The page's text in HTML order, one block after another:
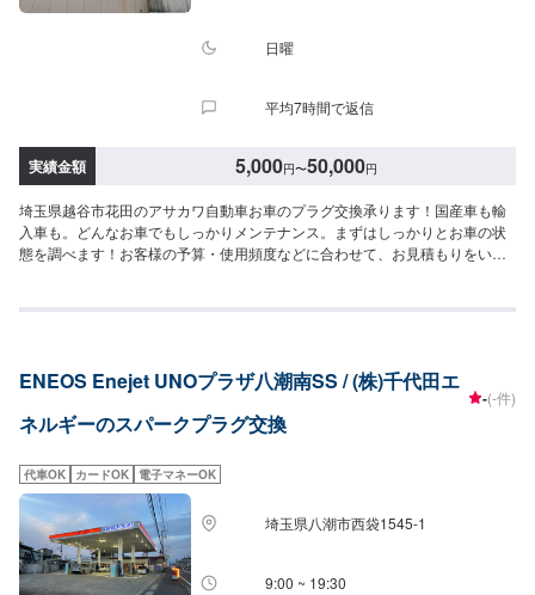
日曜
平均7時間で返信
実績金額 5,000円〜50,000円
埼玉県越谷市花田のアサカワ自動車お車のプラグ交換承ります！国産車も輸
入車も。どんなお車でもしっかりメンテナンス。まずはしっかりとお車の状
態を調べます！お客様の予算・使用頻度などに合わせて、お見積もりをいた
のお持ち込みは可能です！ご希望の方はオファーをお送りいただく際に、パ
車について/作業中は代車をお出しすることも可能ですので、ご希望の方はお
気軽にお申し付けください。※燃料代はお客さま負担となります。\営業時
間・定休日/営業時間：8:45～18:00定休日：日曜日
ENEOS Enejet UNOプラザ八潮南SS / (株)千代田エ
ネルギーのスパークプラグ交換
-(-件)
代車OK カードOK 電子マネーOK
埼玉県八潮市西袋1545-1
9:00 ~ 19:30